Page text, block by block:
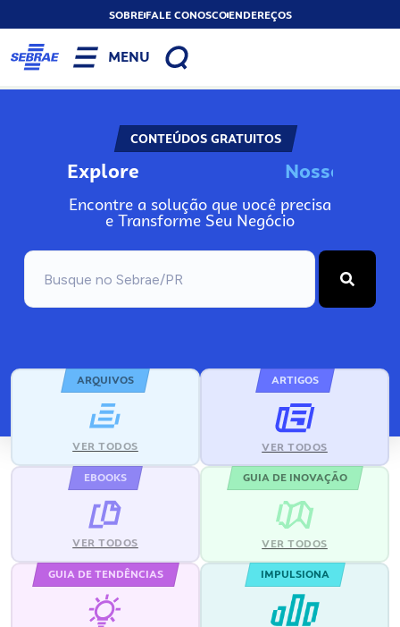
SOBREFALE CONOSCOENDEREÇOS
MENU
CONTEÚDOS GRATUITOS
Explore No
Encontre a solução que você precisa
e Transforme Seu Negócio
ARQUIVOS
VER TODOS
ARTIGOS
VER TODOS
EBOOKS
VER TODOS
GUIA DE INOVAÇÃO
VER TODOS
GUIA DE TENDÊNCIAS IMPULSIONA